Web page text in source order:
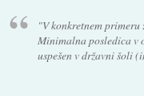
"V konkretnem
Minimalna posledica v
uspešen v državni šoli